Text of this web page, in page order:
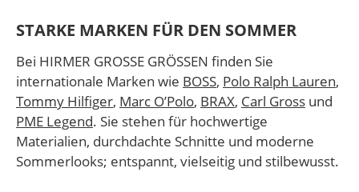
STARKE MARKEN FÜR DEN SOMMER
Bei HIRMER GROSSE GRÖSSEN finden Sie
internationale Marken wie BOSS, Polo Ralph Lauren,
Tommy Hilfiger, Marc O’Polo, BRAX, Carl Gross und
PME Legend. Sie stehen für hochwertige
Materialien, durchdachte Schnitte und moderne
Sommerlooks; entspannt, vielseitig und stilbewusst.